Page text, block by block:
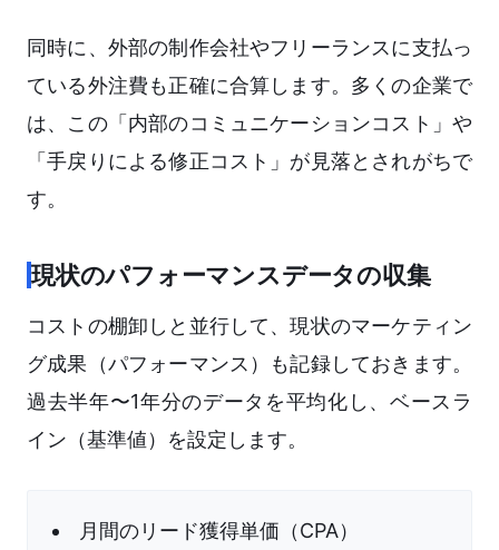
同時に、外部の制作会社やフリーランスに支払っ
ている外注費も正確に合算します。多くの企業で
は、この「内部のコミュニケーションコスト」や
「手戻りによる修正コスト」が見落とされがちで
す。
現状のパフォーマンスデータの収集
コストの棚卸しと並行して、現状のマーケティン
グ成果（パフォーマンス）も記録しておきます。
過去半年〜1年分のデータを平均化し、ベースラ
イン（基準値）を設定します。
月間のリード獲得単価（CPA）